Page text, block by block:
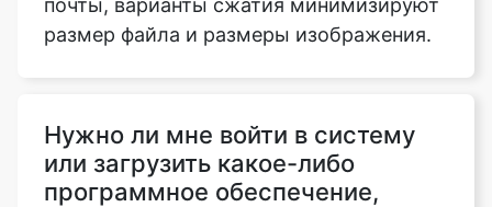
Нужно ли мне войти в систему
чтобы использовать этот
инструмент для сжатия
изображения до 300kb?